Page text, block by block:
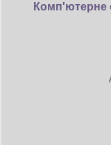
Комп'ютерне